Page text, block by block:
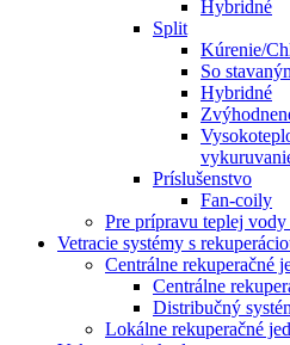
Hybridné
Split
Kúrenie/
So
Hybridné
Príslušenstvo
Fan-coily
Pre prípravu teplej vody
Vetracie systémy s
Centrálne rekuperačné
Centrálne
Distribučný
Lokálne rekuperačné